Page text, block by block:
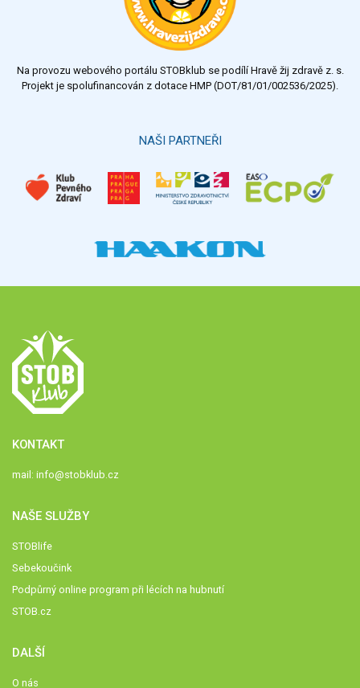
Výsledky Všechny ankety
Na provozu webového portálu STOBklub se podílí Hravě žij zdravě z. s.
Projekt je spolufinancován z dotace HMP (DOT/81/01/002536/2025).
NAŠI PARTNEŘI
KONTAKT
mail: info@stobklub.cz
NAŠE SLUŽBY
STOBlife
Sebekoučink
Podpůrný online program při lécích na hubnutí
STOB.cz
DALŠÍ
O nás